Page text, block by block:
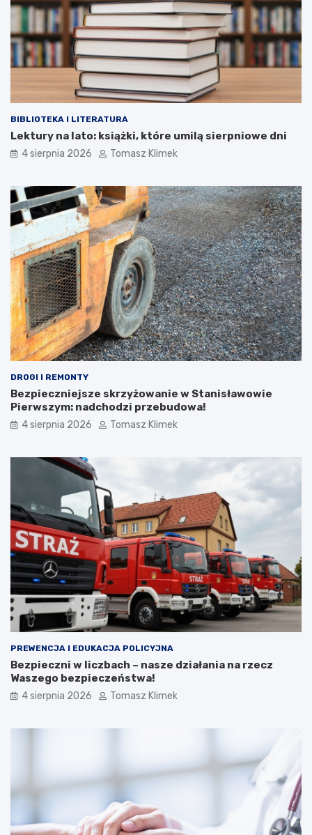
BIBLIOTEKA I LITERATURA
Lektury na lato: książki, które umilą sierpniowe dni
4 sierpnia 2026 Tomasz Klimek
DROGI I REMONTY
Bezpieczniejsze skrzyżowanie w Stanisławowie
Pierwszym: nadchodzi przebudowa!
4 sierpnia 2026 Tomasz Klimek
PREWENCJA I EDUKACJA POLICYJNA
Bezpieczni w liczbach – nasze działania na rzecz
Waszego bezpieczeństwa!
4 sierpnia 2026 Tomasz Klimek